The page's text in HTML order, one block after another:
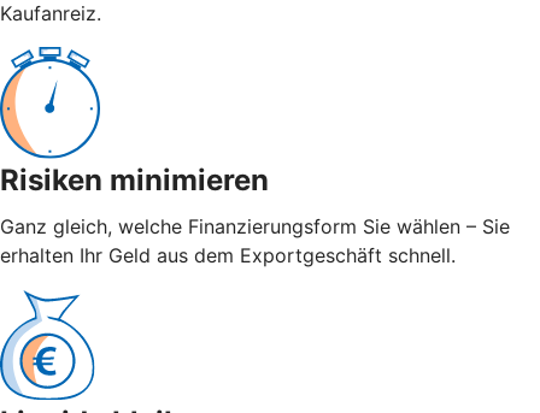
Kaufanreiz.
Risiken minimieren
Ganz gleich, welche Finanzierungsform Sie wählen – Sie
erhalten Ihr Geld aus dem Exportgeschäft schnell.